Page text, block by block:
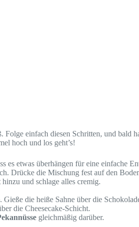
einfach diesen Schritten, und bald
hoch und los geht’s!
es etwas überhängen für eine einfache
Drücke die Mischung fest auf den
und schlage alles cremig.
die heiße Sahne über die
die Cheesecake-Schicht.
gleichmäßig darüber.